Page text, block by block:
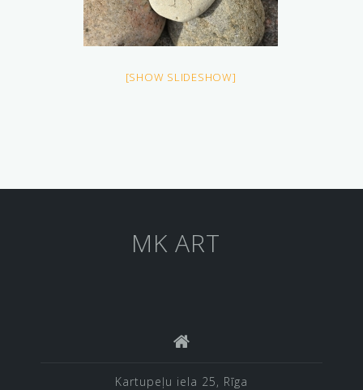
[SHOW SLIDESHOW]
MK ART
Kartupeļu iela 25, Rīga